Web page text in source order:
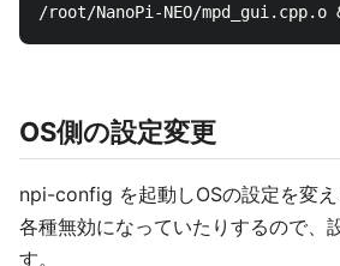
OS側の設定変更
npi-config を起動しOSの設定を変え
各種無効になっていたりするので、
す。